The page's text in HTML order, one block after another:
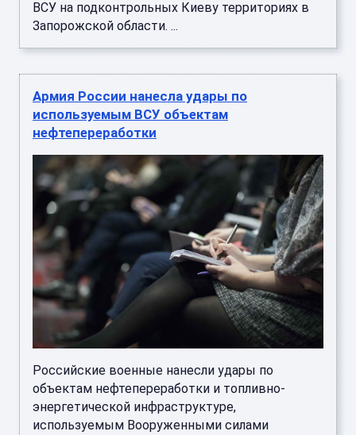
ВСУ на подконтрольных Киеву территориях в
Запорожской области. ...
Армия России нанесла удары по
используемым ВСУ объектам
нефтепереработки
Российские военные нанесли удары по
объектам нефтепереработки и топливно-
энергетической инфраструктуре,
используемым Вооруженными силами